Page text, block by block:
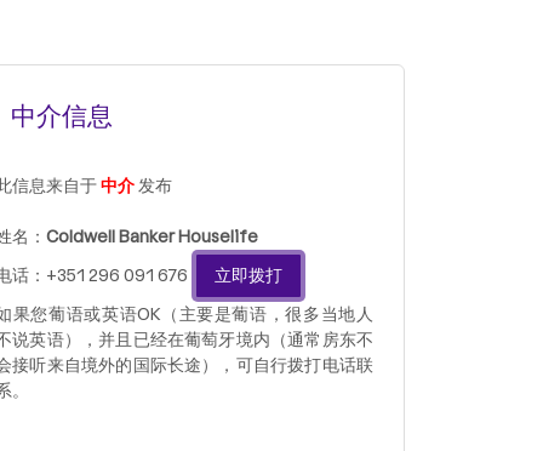
中介信息
信息来自于中介发布
名： Coldwell Banker Houselife
话：+351 296 091 676
立即拨打
果您葡语或英语OK（主要是葡语，很多当地人
说英语），并且已经在葡萄牙境内（通常房东不
接听来自境外的国际长途），可自行拨打电话联
。